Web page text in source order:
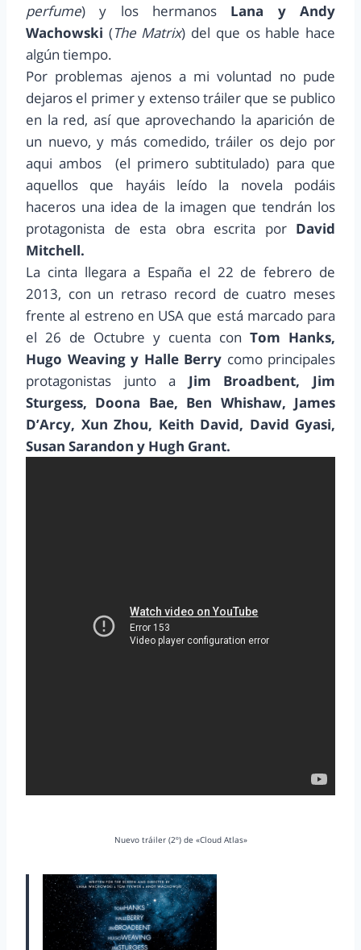
perfume) y los hermanos Lana y Andy
Wachowski (The Matrix) del que os hable hace
algún tiempo.
Por problemas ajenos a mi voluntad no pude
dejaros el primer y extenso tráiler que se publico
en la red, así que aprovechando la aparición de
un nuevo, y más comedido, tráiler os dejo por
aqui ambos (el primero subtitulado) para que
aquellos que hayáis leído la novela podáis
haceros una idea de la imagen que tendrán los
protagonista de esta obra escrita por David
Mitchell.
La cinta llegara a España el 22 de febrero de
2013, con un retraso record de cuatro meses
frente al estreno en USA que está marcado para
el 26 de Octubre y cuenta con Tom Hanks,
Hugo Weaving y Halle Berry como principales
protagonistas junto a Jim Broadbent, Jim
Sturgess, Doona Bae, Ben Whishaw, James
D’Arcy, Xun Zhou, Keith David, David Gyasi,
Susan Sarandon y Hugh Grant.
Nuevo tráiler (2º) de «Cloud Atlas»